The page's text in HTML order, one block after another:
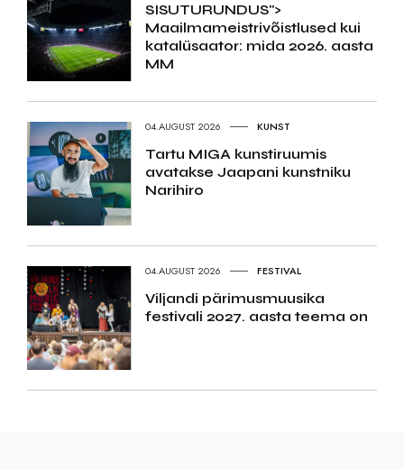
SISUTURUNDUS">
Maailmameistrivõistlused kui
katalüsaator: mida 2026. aasta
MM
04.AUGUST 2026 KUNST
Tartu MIGA kunstiruumis
avatakse Jaapani kunstniku
Narihiro
04.AUGUST 2026 FESTIVAL
Viljandi pärimusmuusika
festivali 2027. aasta teema on